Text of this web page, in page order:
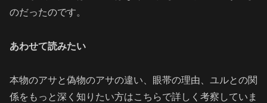
のだったのです。
あわせて読みたい
本物のアサと偽物のアサの違い、眼帯の理由、ユルとの関
係をもっと深く知りたい方はこちらで詳しく考察していま